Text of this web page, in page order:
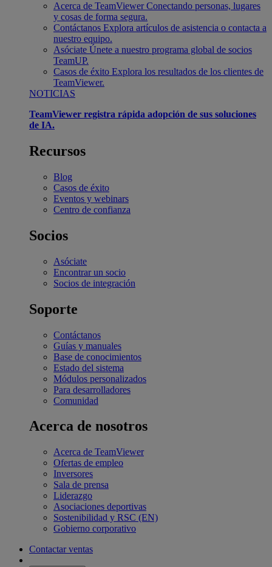
Acerca de TeamViewer Conectando personas, lugares
y cosas de forma segura.
Contáctanos Explora artículos de asistencia o contacta a
nuestro equipo.
Asóciate Únete a nuestro programa global de socios
TeamUP.
Casos de éxito Explora los resultados de los clientes de
TeamViewer.
NOTICIAS
TeamViewer registra rápida adopción de sus soluciones
de IA.
Recursos
Blog
Casos de éxito
Eventos y webinars
Centro de confianza
Socios
Asóciate
Encontrar un socio
Socios de integración
Soporte
Contáctanos
Guías y manuales
Base de conocimientos
Estado del sistema
Módulos personalizados
Para desarrolladores
Comunidad
Acerca de nosotros
Acerca de TeamViewer
Ofertas de empleo
Inversores
Sala de prensa
Liderazgo
Asociaciones deportivas
Sostenibilidad y RSC (EN)
Gobierno corporativo
Contactar ventas